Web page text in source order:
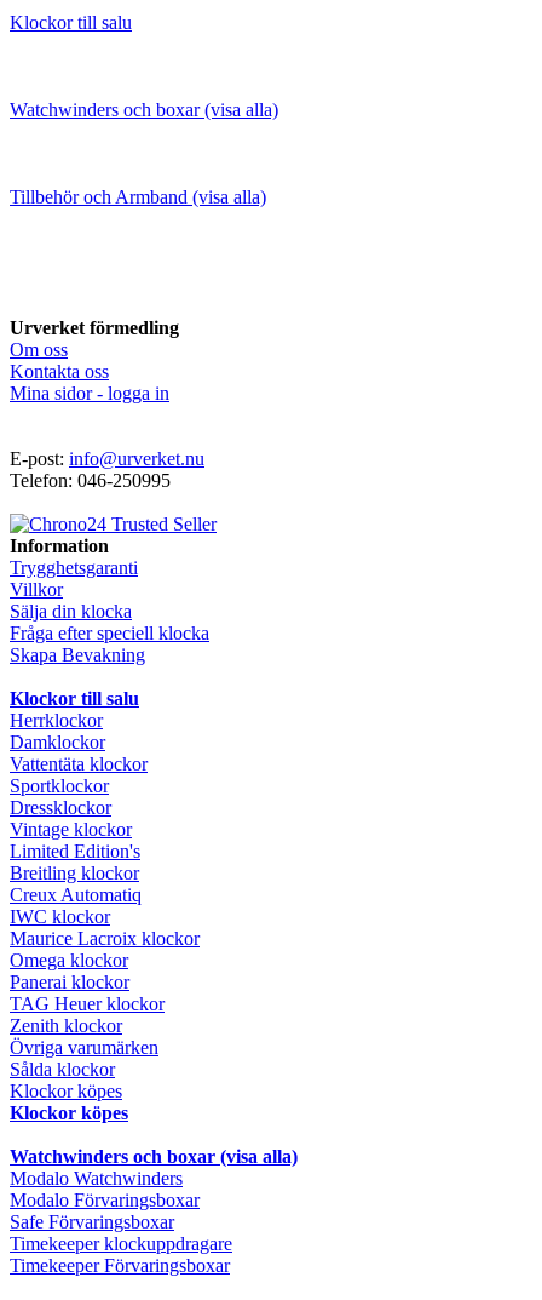
Klockor till salu
Watchwinders och boxar (visa alla)
Tillbehör och Armband (visa alla)
Urverket förmedling
Om oss
Kontakta oss
Mina sidor - logga in
E-post: info@urverket.nu
Telefon: 046-250995
Information
Trygghetsgaranti
Villkor
Sälja din klocka
Fråga efter speciell klocka
Skapa Bevakning
Klockor till salu
Herrklockor
Damklockor
Vattentäta klockor
Sportklockor
Dressklockor
Vintage klockor
Limited Edition's
Breitling klockor
Creux Automatiq
IWC klockor
Maurice Lacroix klockor
Omega klockor
Panerai klockor
TAG Heuer klockor
Zenith klockor
Övriga varumärken
Sålda klockor
Klockor köpes
Klockor köpes
Watchwinders och boxar (visa alla)
Modalo Watchwinders
Modalo Förvaringsboxar
Safe Förvaringsboxar
Timekeeper klockuppdragare
Timekeeper Förvaringsboxar